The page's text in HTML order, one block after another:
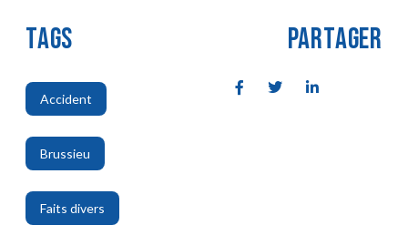
TAGS
Accident
,
Brussieu
,
Faits divers
PARTAGER